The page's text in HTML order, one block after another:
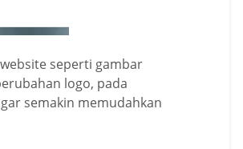
seperti gambar
logo, pada
semakin memudahkan